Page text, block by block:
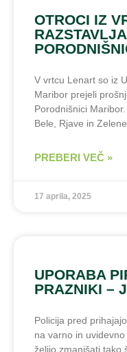
OTROCI IZ
V vrtcu Lenart so iz
Maribor prejeli
Porodnišnici
Bele, Rjave in
PREBERI VEČ »
17 aprila, 2025
UPORABA
PRAZNIKI –
Policija pred
na varno in
želijo zmanjšati tako